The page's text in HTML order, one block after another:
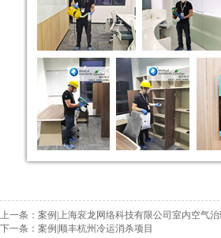
上一条： 案例|上海衮龙网络科技有限公司室内空气治
下一条： 案例|顺丰杭州冷运消杀项目